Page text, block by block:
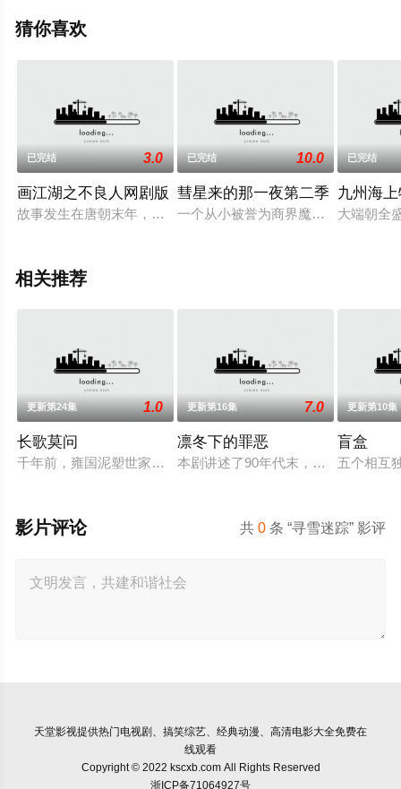
剧、电视猫或剧情网等平台了解。
猜你喜欢
已完结 3.0
画江湖之不良人网剧版
故事发生在唐朝末年，心存歹念的朱温兵变造反，企图谋权篡
已完结 10.0
彗星来的那一夜第二季
一个从小被誉为商界魔童，酷炫吊炸
已完结
九州海
大端朝全
相关推荐
更新第24集 1.0
长歌莫问
千年前，雍国泥塑世家楚门因进贡的“十二生肖”离奇流血炸裂
更新第16集 7.0
凛冬下的罪恶
本剧讲述了90年代末，怒河市刑侦支
更新第10集
盲盒
五个相互
共0 条 “寻雪迷踪” 影评
影片评论
天堂影视提供热门电视剧、搞笑综艺、经典动漫、高清电影大全免费在
线观看
Copyright © 2022 kscxb.com All Rights Reserved
浙ICP备71064927号